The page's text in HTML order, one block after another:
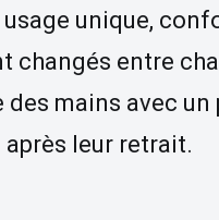
unique,
changés entre
mains avec
après leur retrait.